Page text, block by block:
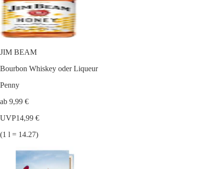
JIM BEAM
Bourbon Whiskey oder Liqueur
Penny
ab 9,99 €
UVP14,99 €
(1 l = 14.27)